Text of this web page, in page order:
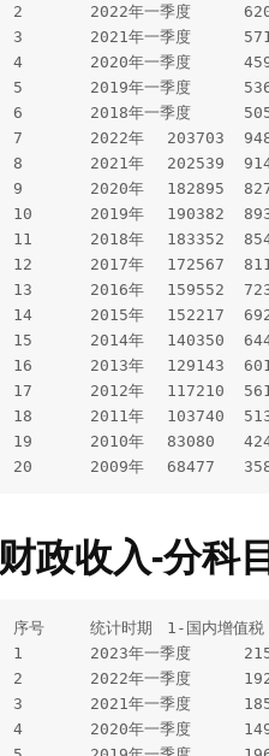
2	2022年一季度	62037	28949	33088	52452	9585
3	2021年一季度	57115	26902	30213	48723	8392
4	2020年一季度	45984	21157	24827	39029	6955
5	2019年一季度	53656	25338	28318	46706	6950
6	2018年一季度	50546	24042	26504	44332	6214
7	2022年	203703	94885	108818	166614	37089
8	2021年	202539	91462	111077	172731	29808
9	2020年	182895	82771	100124	154310	28585
10	2019年	190382	89305	101077	157992	32390
11	2018年	183352	85447	97905	156401	26951
12	2017年	172567	81119	91448	144360	28207
13	2016年	159552	72357	87195	130354	29198
14	2015年	152217	69234	82983	124892	27325
15	2014年	140350	64490	75860	119158	21192
16	2013年	129143	60174	68969	110497	18646
17	2012年	117210	56133	61077	100601	16609
18	2011年	103740	51306	52434	89720	14020
19	2010年	83080	42470	40610	73202	9878
财政收入-分科
序号	统计时期	1-国内增值税	2-国内消费税	3-企业所得税	4-个人所得税	5-进口货物增值税、消费税	5(1)-关税	6-出口退税	7-城市维护建设税	8-车辆购置税	9-印花税	9(1)-证券交易印花税	10-资源税	11-土地和房地产相关税收	11(1)-契税	11(2)-土地增值税	11(3)-房产税	11(4)-耕地占用税	11(5)-城镇土地使用税	12-环境保护税	13-车船税、船舶吨税、烟叶税等其他各项税收	14-营业税
1	2023年一季度	21577	4645	11668	4440	4579	620	5531	1493	633	1060	540	905	5246	1614	1801	869	411	551	53	320
2	2022年一季度	19231	5968	10673	4645	5346	774	4971	1593	825	1569	1067	1032	5404	1581	2217	706	435	465	58	306
3	2021年一季度	18561	5154	9719	3988	4306	727	3787	1507	1037	1301	880	531	5337	2038	2060	551	295	393	55	286
4	2020年一季度	14977	4348	8625	3353	3393	598	3651	1159	666	769	453	435	4055	1212	1467	606	296	474	55	249